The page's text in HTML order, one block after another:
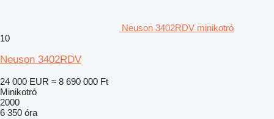
Neuson 3402RDV minikotró
10
Neuson 3402RDV
24 000 EUR ≈ 8 690 000 Ft
Minikotró
2000
6 350 óra